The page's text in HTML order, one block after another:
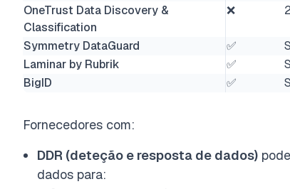
OneTrust Data Discovery &
Classification
❌
Symmetry DataGuard ✅
Laminar by Rubrik
✅
BigID
✅
Fornecedores com:
DDR (deteção e resposta de dados)
dados para: